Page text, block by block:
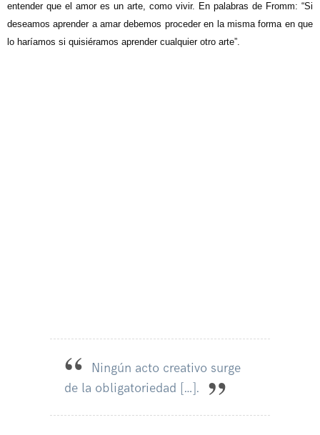
entender que el amor es un arte, como vivir. En palabras de Fromm: “Si
deseamos aprender a amar debemos proceder en la misma forma en que
lo haríamos si quisiéramos aprender cualquier otro arte”.
Ningún acto creativo surge
de la obligatoriedad […].